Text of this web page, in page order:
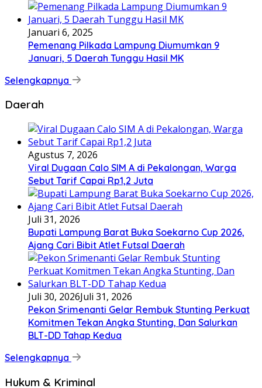
Januari 6, 2025
Pemenang Pilkada Lampung Diumumkan 9
Januari, 5 Daerah Tunggu Hasil MK
Selengkapnya
Daerah
Agustus 7, 2026
Viral Dugaan Calo SIM A di Pekalongan, Warga
Sebut Tarif Capai Rp1,2 Juta
Juli 31, 2026
Bupati Lampung Barat Buka Soekarno Cup 2026,
Ajang Cari Bibit Atlet Futsal Daerah
Juli 30, 2026Juli 31, 2026
Pekon Srimenanti Gelar Rembuk Stunting Perkuat
Komitmen Tekan Angka Stunting, Dan Salurkan
BLT-DD Tahap Kedua
Selengkapnya
Hukum & Kriminal